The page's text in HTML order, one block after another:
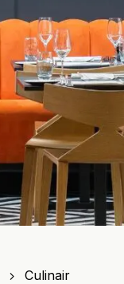
Culinair